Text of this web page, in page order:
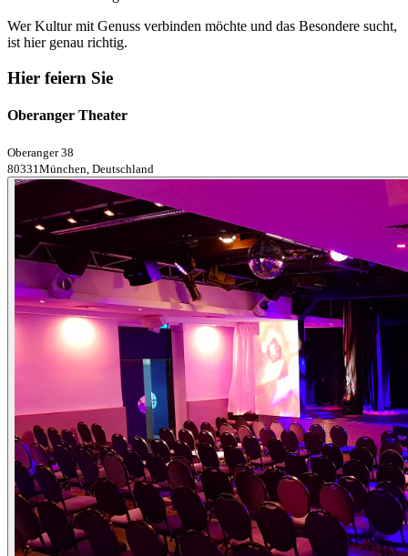
Wer Kultur mit Genuss verbinden möchte und das Besondere sucht,
ist hier genau richtig.
Hier feiern Sie
Oberanger Theater
Oberanger 38
80331München, Deutschland